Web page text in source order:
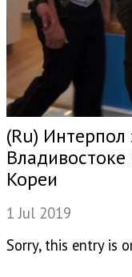
(Ru)
Кореи
1 Jul 2019
Sorry, this entry is